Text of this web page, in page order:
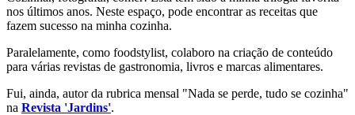
nos últimos anos. Neste espaço, pode encontrar as receitas que
fazem sucesso na minha cozinha.
Paralelamente, como foodstylist, colaboro na criação de conteúdo
para várias revistas de gastronomia, livros e marcas alimentares.
Fui, ainda, autor da rubrica mensal "Nada se perde, tudo se cozinha"
na Revista 'Jardins'.